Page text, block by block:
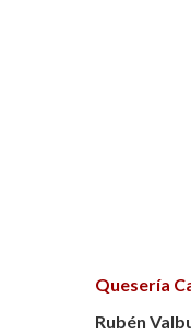
Quesería
Rubén